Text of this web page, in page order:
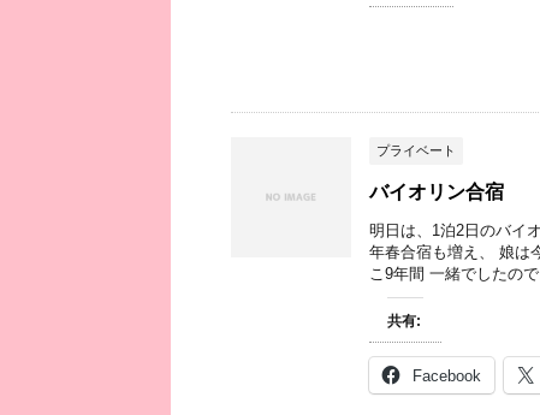
プライベート
バイオリン合宿
明日は、1泊2日のバイ
年春合宿も増え、 娘は
こ9年間 一緒でしたの
共有:
Facebook